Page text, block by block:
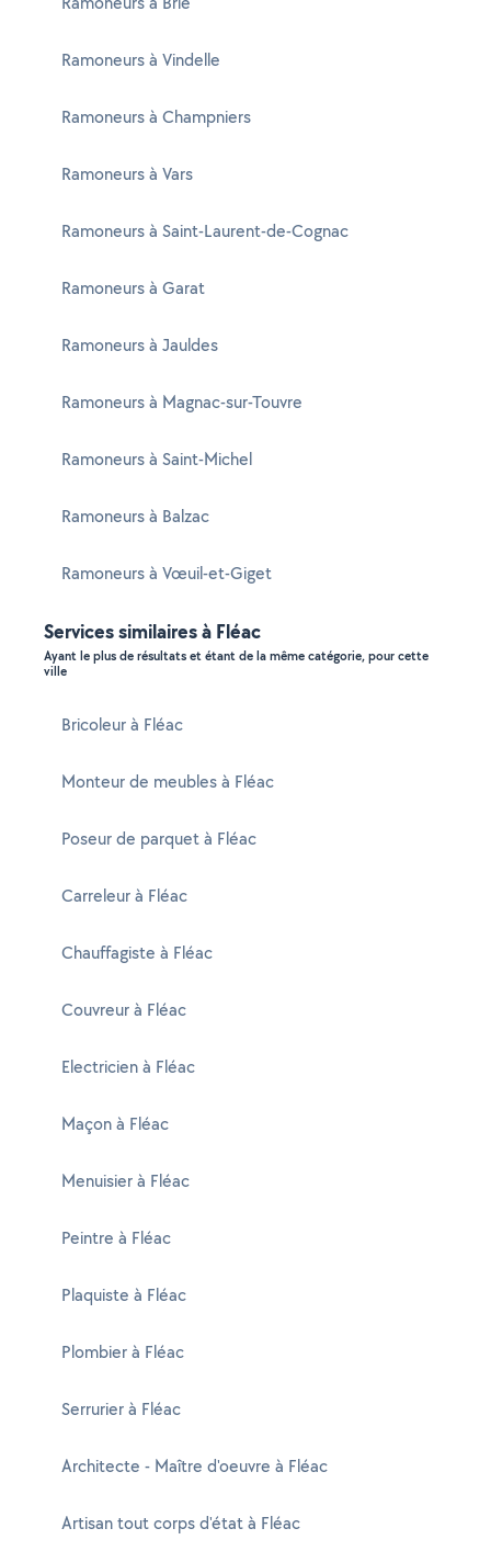
Ramoneurs à Vindelle
Ramoneurs à Champniers
Ramoneurs à Vars
Ramoneurs à Saint-Laurent-de-Cognac
Ramoneurs à Garat
Ramoneurs à Jauldes
Ramoneurs à Magnac-sur-Touvre
Ramoneurs à Saint-Michel
Ramoneurs à Balzac
Ramoneurs à Vœuil-et-Giget
Services similaires à Fléac
Ayant le plus de résultats et étant de la même catégorie, pour cette
ville
Bricoleur à Fléac
Monteur de meubles à Fléac
Poseur de parquet à Fléac
Carreleur à Fléac
Chauffagiste à Fléac
Couvreur à Fléac
Electricien à Fléac
Maçon à Fléac
Menuisier à Fléac
Peintre à Fléac
Plaquiste à Fléac
Plombier à Fléac
Serrurier à Fléac
Architecte - Maître d'oeuvre à Fléac
Artisan tout corps d'état à Fléac